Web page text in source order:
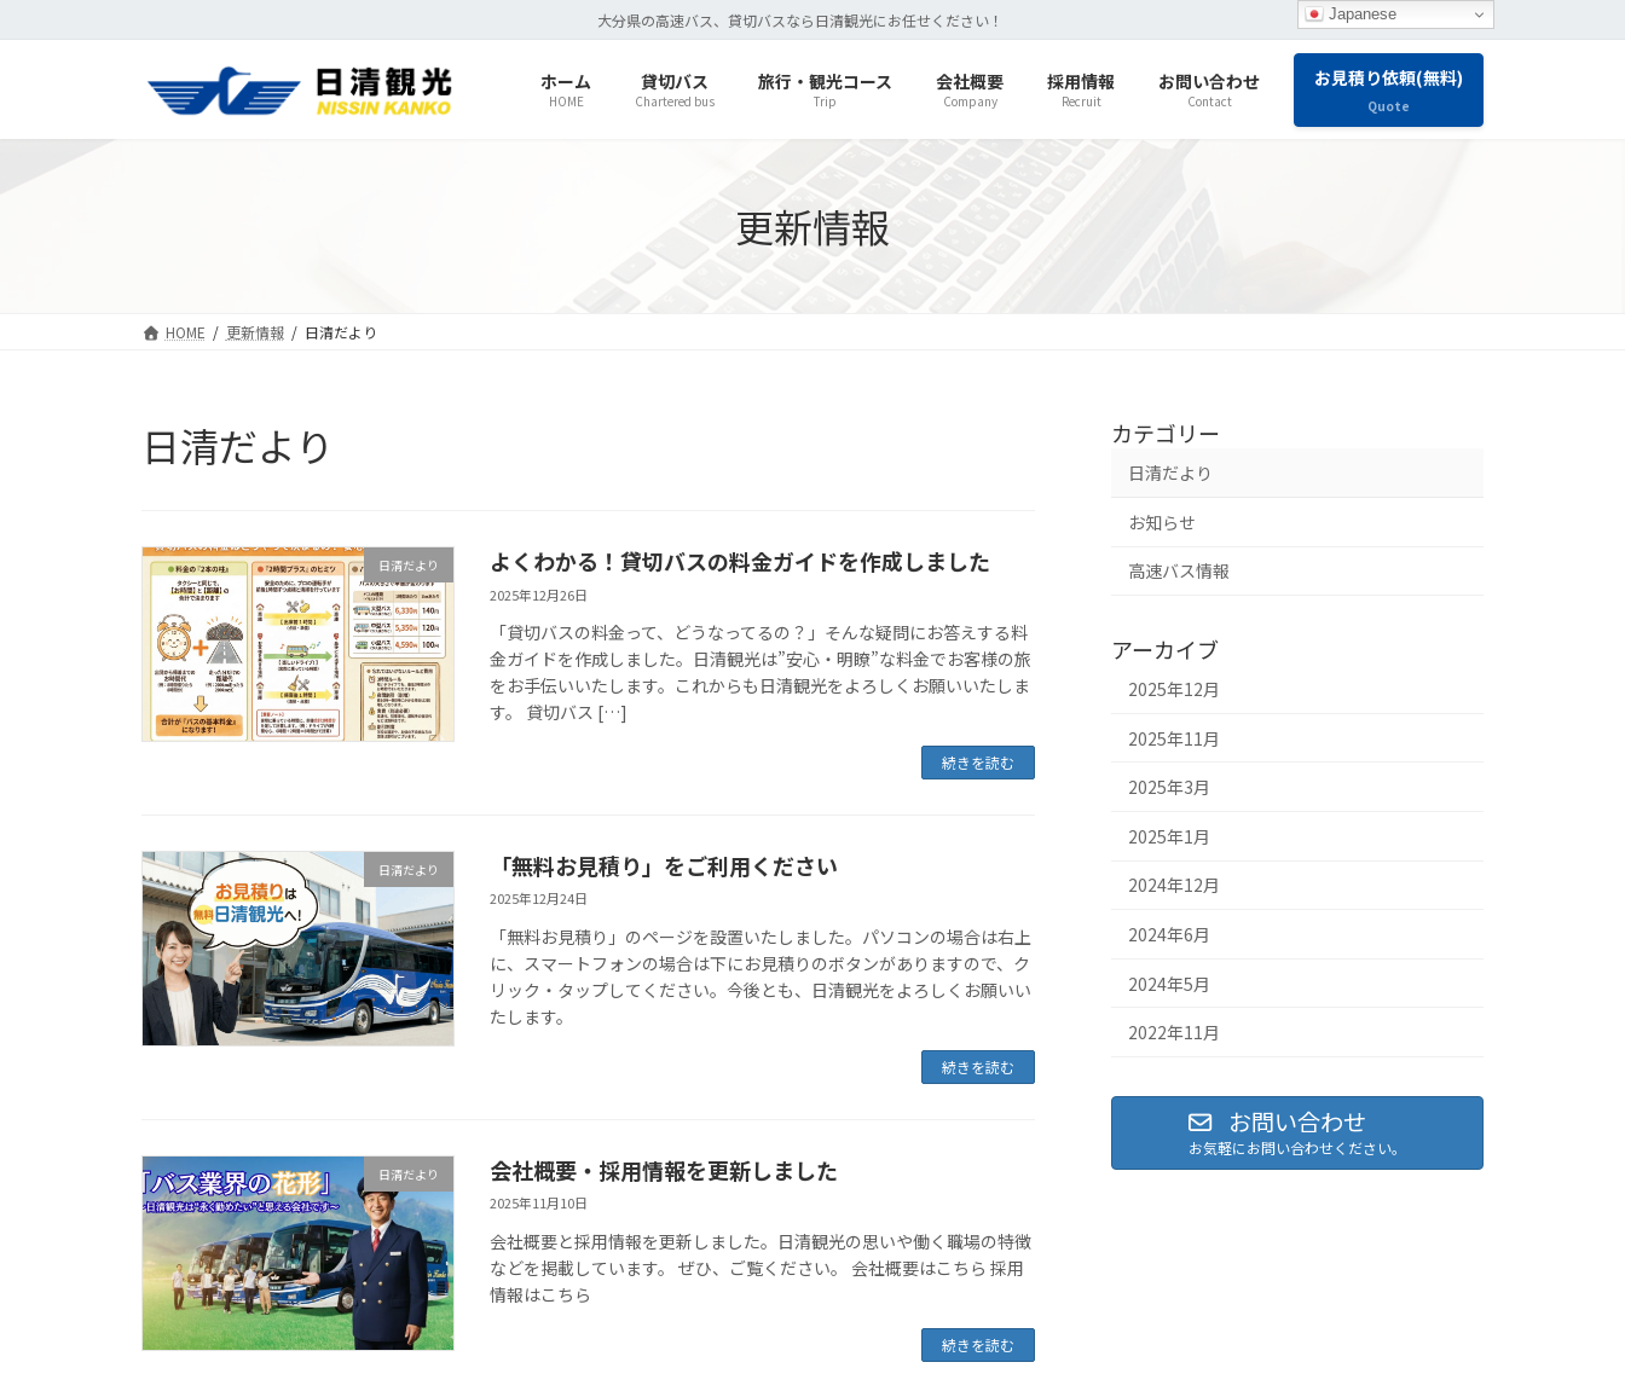
ン
ビ
大分県の高速バス、貸切バスなら日清観光にお任せください！
ホーム
HOME
貸切バス
Chartered bus
旅行・観光コース
Trip
会社概要
Company
採用情報
Recruit
お問い合わせ
Contact
お見積り依頼(無料)
Quote
更新情報
HOME 更新情報 日清だより
日清だより
日清だより よくわかる！貸切バスの料金ガイドを作成しました
2025年12月26日
「貸切バスの料金って、どうなってるの？」そんな疑問にお答えする料
金ガイドを作成しました。日清観光は”安心・明瞭”な料金でお客様の旅
をお手伝いいたします。これからも日清観光をよろしくお願いいたしま
す。 貸切バス […]
続きを読む
日清だより 「無料お見積り」をご利用ください
2025年12月24日
「無料お見積り」のページを設置いたしました。パソコンの場合は右上
に、スマートフォンの場合は下にお見積りのボタンがありますので、ク
リック・タップしてください。今後とも、日清観光をよろしくお願いい
たします。
続きを読む
日清だより 会社概要・採用情報を更新しました
2025年11月10日
会社概要と採用情報を更新しました。日清観光の思いや働く職場の特徴
などを掲載しています。 ぜひ、ご覧ください。 会社概要はこちら 採用
情報はこちら
続きを読む
カテゴリー
日清だより
お知らせ
高速バス情報
アーカイブ
2025年12月
2025年11月
2025年3月
2025年1月
2024年12月
2024年6月
2024年5月
2022年11月
お問い合わせ
お気軽にお問い合わせください。
Japanese